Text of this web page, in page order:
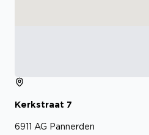
Kerkstraat 7
6911 AG Pannerden